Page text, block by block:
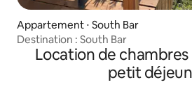
Appartement ⋅ South Bar
Destination : South Bar
Location de
petit